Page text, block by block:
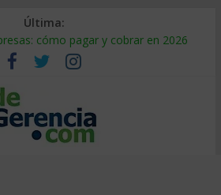
Última:
cómo pagar y cobrar en 2026
es y por qué sale tan caro
cómo auditarla a tiempo
cadena de suministro: qué hacer
UU.: cómo segmentarlo y venderle